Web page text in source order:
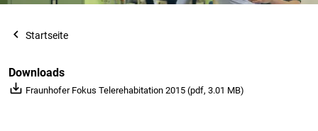
navigate_before Startseite
Downloads
save_alt Fraunhofer Fokus Telerehabitation 2015 (pdf, 3.01 MB)